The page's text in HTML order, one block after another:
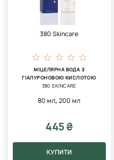
380 Skincare
МІЦЕЛЯРНА ВОДА З
ГІАЛУРОНОВОЮ КИСЛОТОЮ
380 SKINCARE
80 мл,200 мл
445 ₴
КУПИТИ